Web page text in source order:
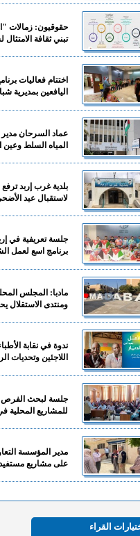
حقوقيون: زمالات
تبني ثقافة الامتثال
اختتام فعاليات
اليافعين بمديرية
عماد السرحان
المياه السلط وعين
بلدية غرب إربد ترفع
لاستقبال عيد
جلسة تعريفية في
برنامج اسع لعمل
مادبا: المجلس
ومنتدى الاستقلال
ندوة في نقابة
اللاجئين وتحديات
جلسة لبحث الفرص
للمشاريع المحلية
مدير المؤسسة
على مشاريع
القراء